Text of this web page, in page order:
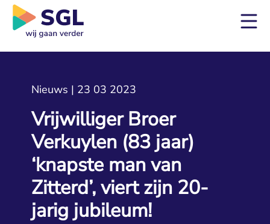
Nieuws | 23 03 2023
Vrijwilliger Broer
Verkuylen (83 jaar)
‘knapste man van
Zitterd’, viert zijn 20-
jarig jubileum!